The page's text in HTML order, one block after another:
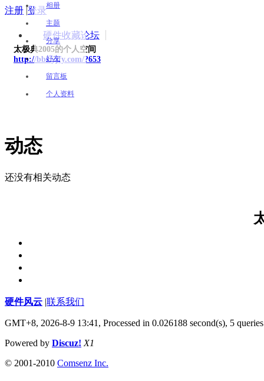
注册 |登录
硬件收藏论坛
太极典2005的个人空间
http://bbs.yjfy.com/?653
相册
主题
分享
好友
留言板
个人资料
动态
还没有相关动态
硬件风云 联系我们
GMT+8, 2026-8-9 13:41, Processed in 0.026188 second(s), 5 queries
Powered by Discuz! X1
© 2001-2010 Comsenz Inc.